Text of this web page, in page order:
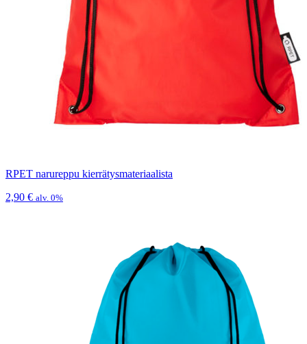
RPET narureppu kierrätysmateriaalista
2,90 € alv. 0%